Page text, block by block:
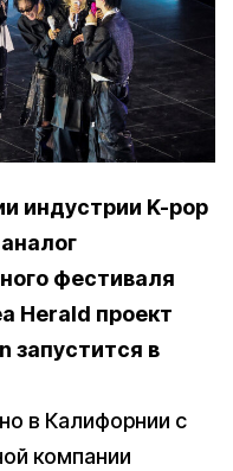
индустрии K-pop
фестиваля
Herald проект
запустится в
в Калифорнии c
компании